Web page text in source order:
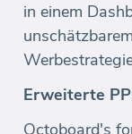
in einem
Erweiterte
Octoboard's